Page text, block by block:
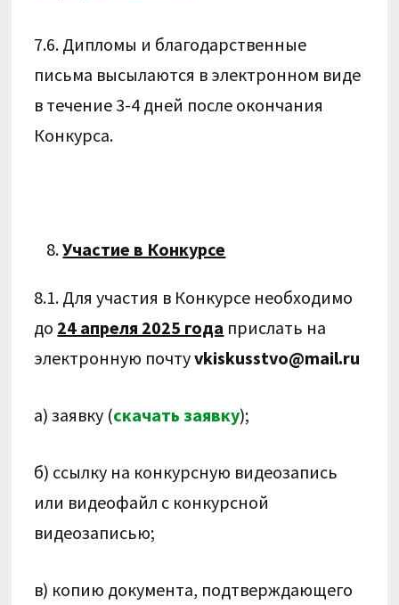
7.6. Дипломы и благодарственные
письма высылаются в электронном виде
в течение 3-4 дней после окончания
Конкурса.
Участие в Конкурсе
8.1. Для участия в Конкурсе необходимо
до 24 апреля 2025 года прислать на
электронную почтуvkiskusstvo@mail.ru
а) заявку (скачать заявку);
б) ссылку на конкурсную видеозапись
или видеофайл с конкурсной
видеозаписью;
в) копию документа, подтверждающего